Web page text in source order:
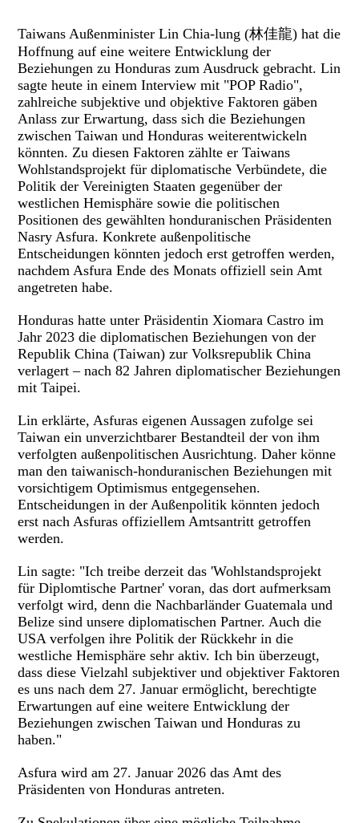
Taiwans Außenminister Lin Chia-lung (林佳龍) hat die
Hoffnung auf eine weitere Entwicklung der
Beziehungen zu Honduras zum Ausdruck gebracht. Lin
sagte heute in einem Interview mit "POP Radio",
zahlreiche subjektive und objektive Faktoren gäben
Anlass zur Erwartung, dass sich die Beziehungen
zwischen Taiwan und Honduras weiterentwickeln
könnten. Zu diesen Faktoren zählte er Taiwans
Wohlstandsprojekt für diplomatische Verbündete, die
Politik der Vereinigten Staaten gegenüber der
westlichen Hemisphäre sowie die politischen
Positionen des gewählten honduranischen Präsidenten
Nasry Asfura. Konkrete außenpolitische
Entscheidungen könnten jedoch erst getroffen werden,
nachdem Asfura Ende des Monats offiziell sein Amt
angetreten habe.
Honduras hatte unter Präsidentin Xiomara Castro im
Jahr 2023 die diplomatischen Beziehungen von der
Republik China (Taiwan) zur Volksrepublik China
verlagert – nach 82 Jahren diplomatischer Beziehungen
mit Taipei.
Lin erklärte, Asfuras eigenen Aussagen zufolge sei
Taiwan ein unverzichtbarer Bestandteil der von ihm
verfolgten außenpolitischen Ausrichtung. Daher könne
man den taiwanisch-honduranischen Beziehungen mit
vorsichtigem Optimismus entgegensehen.
Entscheidungen in der Außenpolitik könnten jedoch
erst nach Asfuras offiziellem Amtsantritt getroffen
werden.
Lin sagte: "Ich treibe derzeit das 'Wohlstandsprojekt
für Diplomtische Partner' voran, das dort aufmerksam
verfolgt wird, denn die Nachbarländer Guatemala und
Belize sind unsere diplomatischen Partner. Auch die
USA verfolgen ihre Politik der Rückkehr in die
westliche Hemisphäre sehr aktiv. Ich bin überzeugt,
dass diese Vielzahl subjektiver und objektiver Faktoren
es uns nach dem 27. Januar ermöglicht, berechtigte
Erwartungen auf eine weitere Entwicklung der
Beziehungen zwischen Taiwan und Honduras zu
haben."
Asfura wird am 27. Januar 2026 das Amt des
Präsidenten von Honduras antreten.